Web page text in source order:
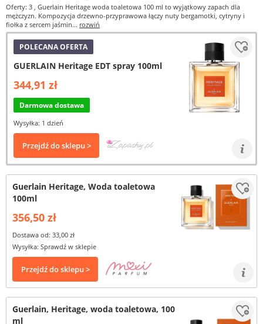
Oferty: 3 , Guerlain Heritage woda toaletowa 100 ml to wyjątkowy zapach dla
mężczyzn. Kompozycja drzewno-przyprawowa łączy nuty bergamotki, cytryny i
fiołka z sercem jaśmin... rozwiń
POLECANA OFERTA
GUERLAIN Heritage EDT spray 100ml
344,91 zł
Darmowa dostawa
Wysyłka: 1 dzień
Przejdź do sklepu >
Guerlain Heritage, Woda toaletowa
100ml
356,50 zł
Dostawa od: 33,00 zł
Wysyłka: Sprawdź w sklepie
Przejdź do sklepu >
Guerlain, Heritage, woda toaletowa, 100
ml